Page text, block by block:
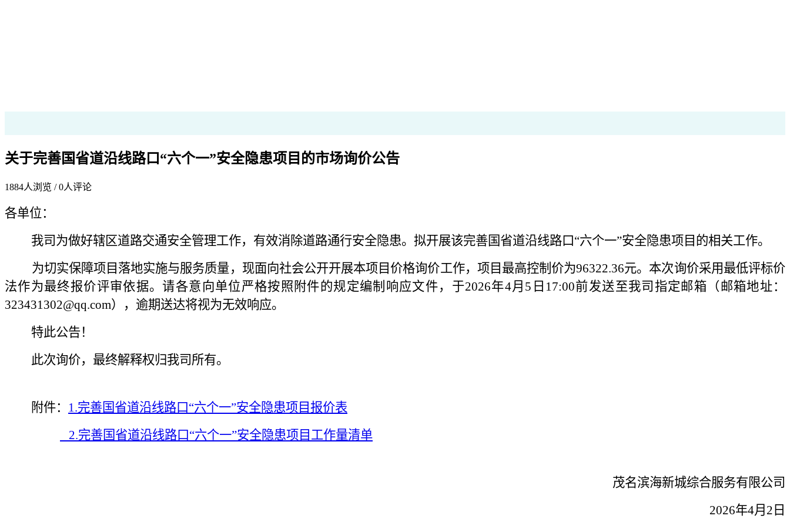
关于完善国省道沿线路口“六个一”安全隐患项目的市场询价公告
1884人浏览 /0人评论
各单位：
我司为做好辖区道路交通安全管理工作，有效消除道路通行安全隐患。拟开展该完善国省道沿线路口“六个一”安全隐患项目的相关工作。
为切实保障项目落地实施与服务质量，现面向社会公开开展本项目价格询价工作，项目最高控制价为96322.36元。本次询价采用最低评标价
法作为最终报价评审依据。请各意向单位严格按照附件的规定编制响应文件，于2026年4月5日17:00前发送至我司指定邮箱（邮箱地址：
323431302@qq.com），逾期送达将视为无效响应。
特此公告！
此次询价，最终解释权归我司所有。
附件： 1.完善国省道沿线路口“六个一”安全隐患项目报价表
2.完善国省道沿线路口“六个一”安全隐患项目 工作量清单
茂名滨海新城综合服务有限公司
2026年4月2日